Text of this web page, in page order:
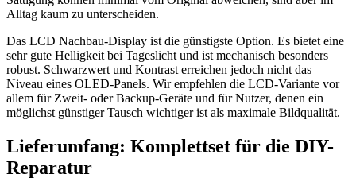
Alltag kaum zu unterscheiden.
Das LCD Nachbau-Display ist die günstigste Option. Es bietet eine
sehr gute Helligkeit bei Tageslicht und ist mechanisch besonders
robust. Schwarzwert und Kontrast erreichen jedoch nicht das
Niveau eines OLED-Panels. Wir empfehlen die LCD-Variante vor
allem für Zweit- oder Backup-Geräte und für Nutzer, denen ein
möglichst günstiger Tausch wichtiger ist als maximale Bildqualität.
Lieferumfang: Komplettset für die DIY-
Reparatur